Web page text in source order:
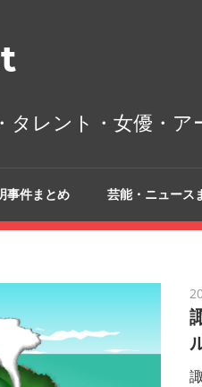
タレント・女優・
事件まとめ 芸能・ニュース